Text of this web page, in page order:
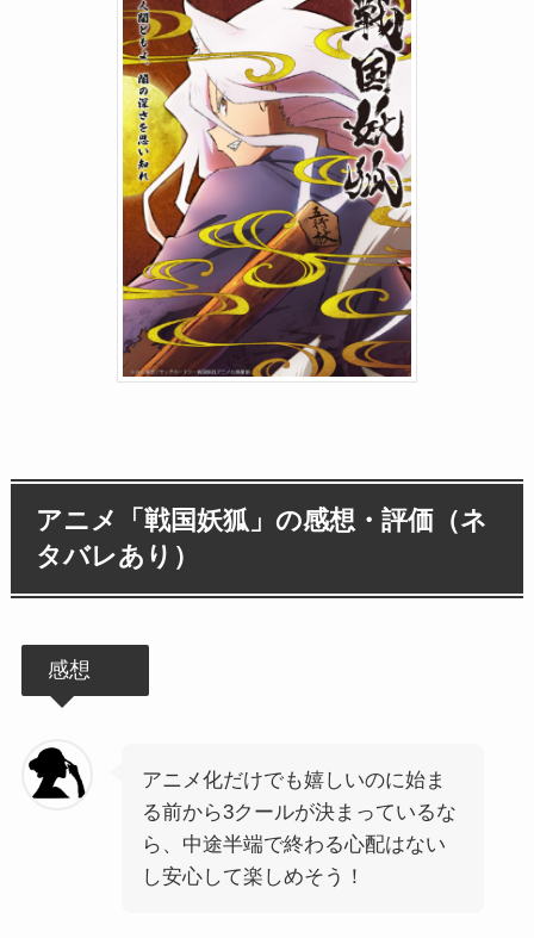
アニメ「戦国妖狐」の感想・評価（ネ
タバレあり）
感想
アニメ化だけでも嬉しいのに始ま
る前から3クールが決まっているな
ら、中途半端で終わる心配はない
し安心して楽しめそう！